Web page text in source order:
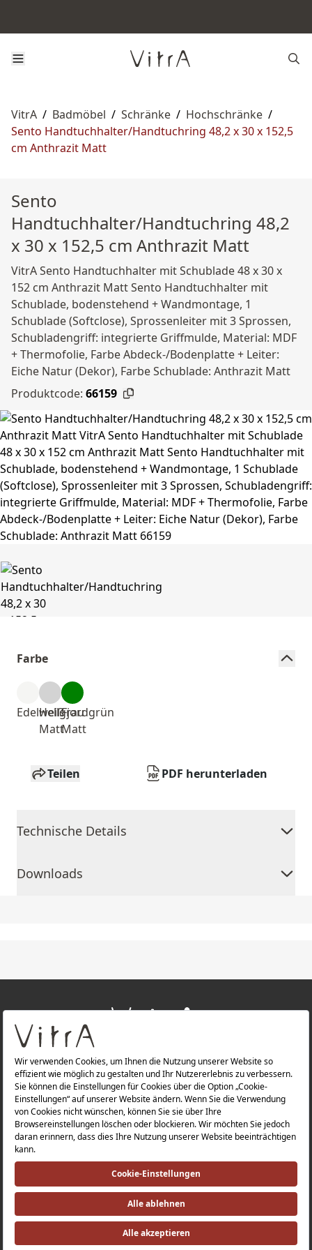
VitrA / Badmöbel / Schränke / Hochschränke /
Sento Handtuchhalter/Handtuchring 48,2 x 30 x 152,5
cm Anthrazit Matt
Sento
Handtuchhalter/Handtuchring 48,2
x 30 x 152,5 cm Anthrazit Matt
VitrA Sento Handtuchhalter mit Schublade 48 x 30 x
152 cm Anthrazit Matt Sento Handtuchhalter mit
Schublade, bodenstehend + Wandmontage, 1
Schublade (Softclose), Sprossenleiter mit 3 Sprossen,
Schubladengriff: integrierte Griffmulde, Material: MDF
+ Thermofolie, Farbe Abdeck-/Bodenplatte + Leiter:
Eiche Natur (Dekor), Farbe Schublade: Anthrazit Matt
Produktcode: 66159
Farbe
Edelweiß
Hellgrau
Matt
Fjordgrün
Matt
Teilen PDF herunterladen
Technische Details
Downloads
ÜBER UNS
PRODUKTE
Datenschutzerklärung |Impressum |
Investorenbeziehung |